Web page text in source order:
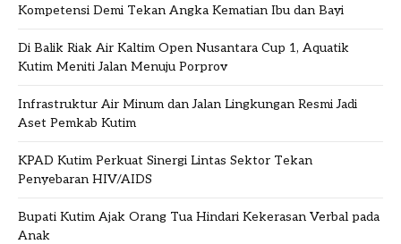
Kompetensi Demi Tekan Angka Kematian Ibu dan Bayi
Di Balik Riak Air Kaltim Open Nusantara Cup 1, Aquatik
Kutim Meniti Jalan Menuju Porprov
Infrastruktur Air Minum dan Jalan Lingkungan Resmi Jadi
Aset Pemkab Kutim
KPAD Kutim Perkuat Sinergi Lintas Sektor Tekan
Penyebaran HIV/AIDS
Bupati Kutim Ajak Orang Tua Hindari Kekerasan Verbal pada
Anak